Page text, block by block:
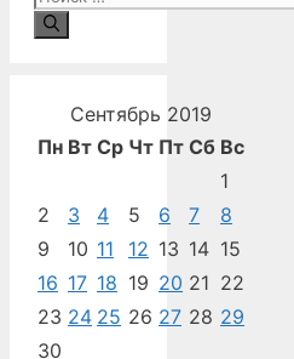
Сентябрь 2019
Пн Вт Ср Чт Пт Сб Вс
1
2
3 4 5 6 7
8
9
10 11 12 13 14 15
16 17 18 19 20 21 22
23 24 25 26 27 28 29
30